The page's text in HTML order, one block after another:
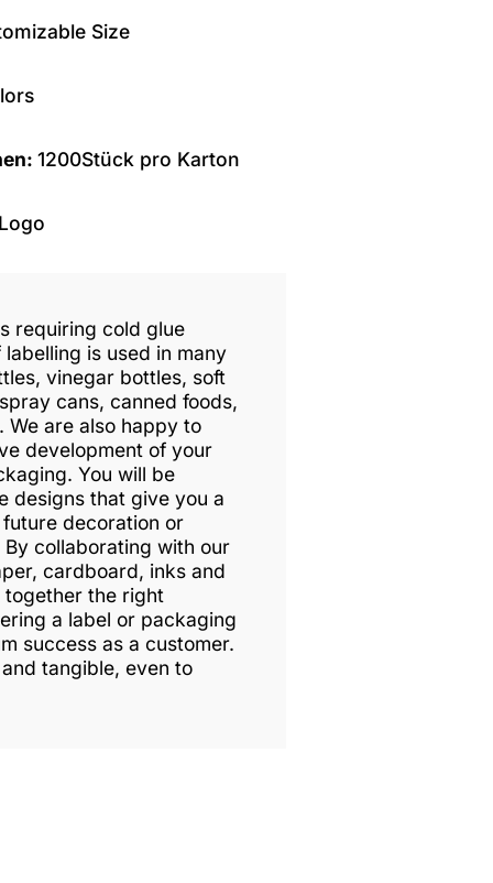
Size
1200Stück pro Karton
requiring cold glue
is used in many
vinegar bottles, soft
cans, canned foods,
We are also happy to
development of your
You will be
designs that give you a
decoration or
collaborating with our
cardboard, inks and
the right
a label or packaging
success as a customer.
tangible, even to